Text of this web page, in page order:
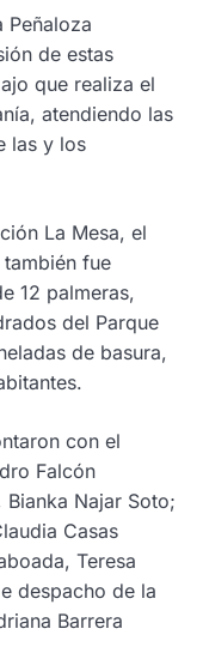
Peñaloza
de estas
que realiza el
atendiendo las
las y los
La Mesa, el
fue
12 palmeras,
del Parque
de basura,
con el
Falcón
Najar Soto;
Casas
Teresa
despacho de la
Barrera